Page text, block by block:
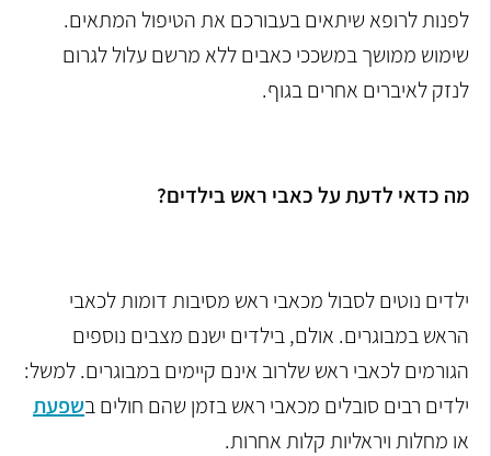
לפנות לרופא שיתאים בעבורכם את הטיפול המתאים.
שימוש ממושך במשככי כאבים ללא מרשם עלול לגרום
לנזק לאיברים אחרים בגוף.
מה כדאי לדעת על כאבי ראש בילדים?
ילדים נוטים לסבול מכאבי ראש מסיבות דומות לכאבי
הראש במבוגרים. אולם, בילדים ישנם מצבים נוספים
הגורמים לכאבי ראש שלרוב אינם קיימים במבוגרים. למשל:
ילדים רבים סובלים מכאבי ראש בזמן שהם חולים בשפעת
או מחלות ויראליות קלות אחרות.